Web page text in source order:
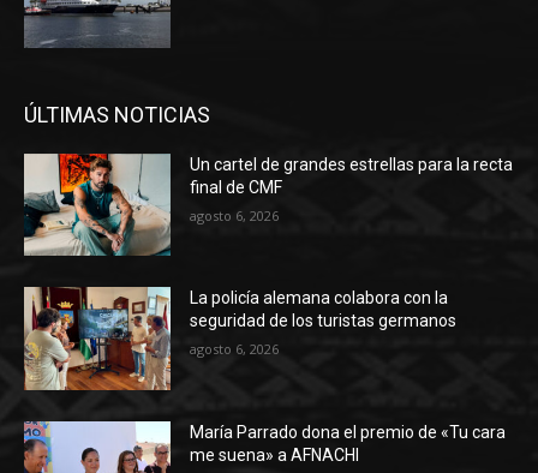
ÚLTIMAS NOTICIAS
Un cartel de grandes estrellas para la recta
final de CMF
agosto 6, 2026
La policía alemana colabora con la
seguridad de los turistas germanos
agosto 6, 2026
María Parrado dona el premio de «Tu cara
me suena» a AFNACHI